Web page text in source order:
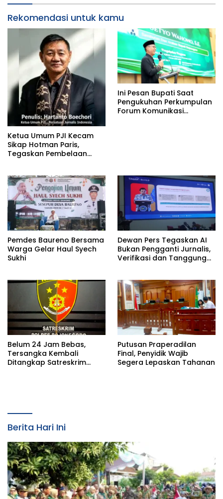
Rekomendasi untuk kamu
Ketua Umum PJI Kecam
Sikap Hotman Paris,
Tegaskan Pembelaan
Ini Pesan Bupati Saat
Pengukuhan Perkumpulan
Forum Komunikasi
Pemdes Baureno Bersama
Warga Gelar Haul Syech
Sukhi
Dewan Pers Tegaskan AI
Bukan Pengganti Jurnalis,
Verifikasi dan Tanggung
Belum 24 Jam Bebas,
Tersangka Kembali
Ditangkap Satreskrim
Putusan Praperadilan
Final, Penyidik Wajib
Segera Lepaskan Tahanan
Berita Hari Ini